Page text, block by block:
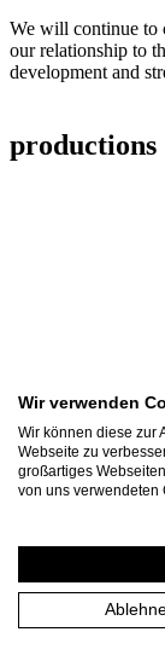
We will continue to
our relationship to
development and
productions
UN/
Wir verwenden
Wir können diese zur
Webseite zu
großartiges
von uns verwendeten